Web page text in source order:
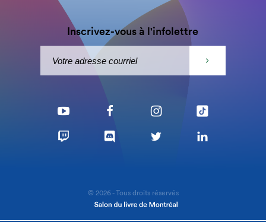
Inscrivez-vous à l'infolettre
© 2026 - Tous droits réservés